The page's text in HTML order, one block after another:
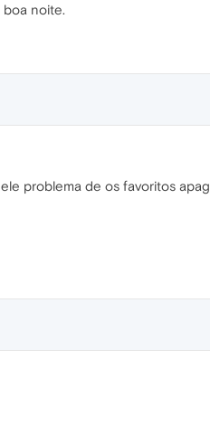
noite.
problema de os favoritos